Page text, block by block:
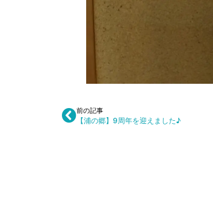
前の記事
【浦の郷】9周年を迎えました♪